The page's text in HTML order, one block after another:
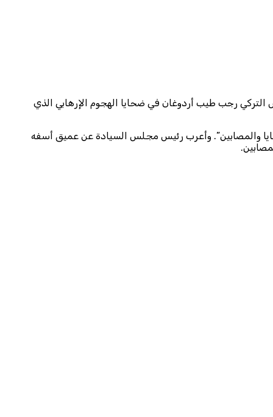
التركي رجب طيب أردوغان في ضحايا الهجوم الإرهابي الذي
والمصابين”. وأعرب رئيس مجلس السيادة عن عميق أسفه